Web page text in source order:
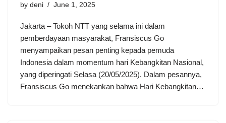
by deni June 1, 2025
Jakarta – Tokoh NTT yang selama ini dalam
pemberdayaan masyarakat, Fransiscus Go
menyampaikan pesan penting kepada pemuda
Indonesia dalam momentum hari Kebangkitan Nasional,
yang diperingati Selasa (20/05/2025). Dalam pesannya,
Fransiscus Go menekankan bahwa Hari Kebangkitan…